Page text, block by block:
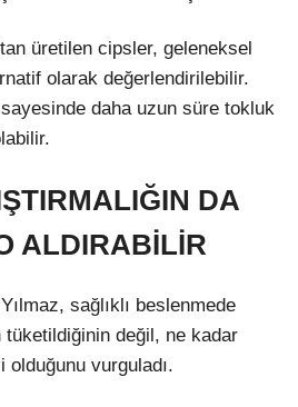
üretilen cipsler, geleneksel
olarak değerlendirilebilir.
daha uzun süre tokluk
DA
ALDIRABİLİR
sağlıklı beslenmede
tüketildiğinin değil, ne kadar
vurguladı.